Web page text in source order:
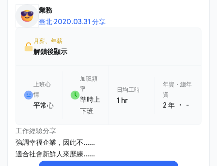
業務
臺北·2020.03.31 分享
月薪、年薪
解鎖後顯示
上班心
情
平常心
加班頻
率
準時上
下班
日均工時
1 hr
年資・總年
資
2 年 ・ -
工作經驗分享
強調幸福企業，因此不......
適合社會新鮮人來歷練......